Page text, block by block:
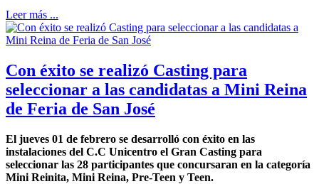
Leer más ...
Con éxito se realizó Casting para
seleccionar a las candidatas a Mini Reina
de Feria de San José
El jueves 01 de febrero se desarrolló con éxito en las
instalaciones del C.C Unicentro el Gran Casting para
seleccionar las 28 participantes que concursaran en la categoría
Mini Reinita, Mini Reina, Pre-Teen y Teen.